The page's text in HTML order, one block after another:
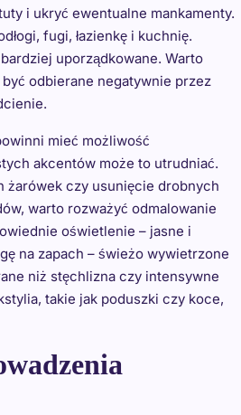
i ukryć ewentualne mankamenty.
fugi, łazienkę i kuchnię.
uporządkowane. Warto
odbierane negatywnie przez
mieć możliwość
akcentów może to utrudniać.
żarówek czy usunięcie drobnych
warto rozważyć odmalowanie
oświetlenie – jasne i
na zapach – świeżo wywietrzone
niż stęchlizna czy intensywne
takie jak poduszki czy koce,